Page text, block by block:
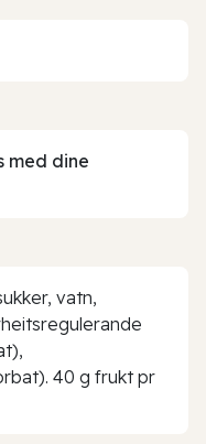
med dine
vatn,
40 g frukt pr